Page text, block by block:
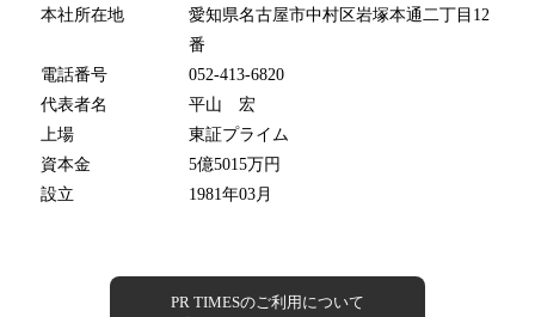
本社所在地
愛知県名古屋市中村区岩塚本通二丁目12
番
電話番号
052-413-6820
代表者名
平山 宏
上場
東証プライム
資本金
5億5015万円
設立
1981年03月
PR TIMESのご利用について